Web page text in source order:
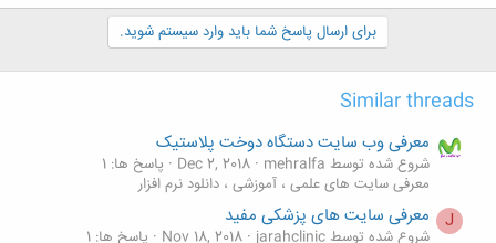
برای ارسال پاسخ شما باید وارد سیستم شوید.
Similar threads
معرفی وب سایت دستگاه دوخت پلاستیک
شروع شده توسط mehralfa Dec 2, 2018
پاسخ ها: 1
معرفی سایت های علمی ، آموزشی ، دانلود نرم افزار
J معرفی سایت های پزشکی مفید
شروع شده توسط jarahclinic Nov 18, 2018 پاسخ ها: 1